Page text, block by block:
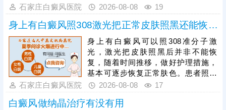
之下，进口308激光靶向性强、光源
稳定，可直接作用于患处，不损伤周
边健康肌肤，兼具安全性与高效性，
能快速激活黑色素细胞，更适配早期
白癜风的治疗需求。患者进行308激
光治疗时，需严格遵循医嘱把控照射
剂量，坚持照射治疗，不可随意中
断，避免影响复色效果。
石家庄白癜风医院 2026-08-08 19
身上有白癜风照308激光把正常皮肤照黑还能恢复吗
身上有白癜风可以照308准分子激
光，激光把皮肤照黑后并非不能恢
复，随着时间推移，做好护理措施，
基本可逐步恢复正常肤色。患者照光
治白癜风还需确定合适的频率，持之
转。照光期间需要定期复查，评估疗
石家庄白癜风医院 2026-08-08 17
白癜风做纳晶治疗有没有用